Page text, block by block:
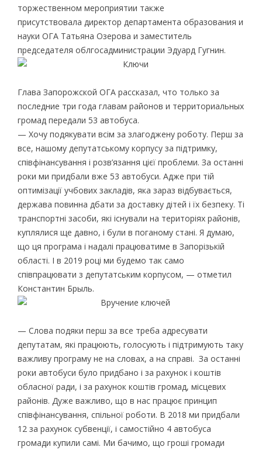
торжественном мероприятии также
присутствовала директор департамента образования и
науки ОГА Татьяна Озерова и заместитель
председателя облгосадминистрации Эдуард Гугнин.
Глава Запорожской ОГА рассказал, что только за
последние три года главам районов и территориальных
громад передали 53 автобуса.
— Хочу подякувати всім за злагоджену роботу. Перш за
все, нашому депутатському корпусу за підтримку,
співфінансування і розв’язання цієї проблеми. За останні
роки ми придбали вже 53 автобуси. Адже при тій
оптимізації учбових закладів, яка зараз відбувається,
держава повинна дбати за доставку дітей і їх безпеку. Ті
транспортні засоби, які існували на територіях районів,
куплялися ще давно, і були в поганому стані. Я думаю,
що ця програма і надалі працюватиме в Запорізькій
області. І в 2019 році ми будемо так само
співпрацювати з депутатським корпусом, — отметил
Константин Брыль.
— Слова подяки перш за все треба адресувати
депутатам, які працюють, голосують і підтримують таку
важливу програму не на словах, а на справі. За останні
роки автобуси було придбано і за рахунок і коштів
обласної ради, і за рахунок коштів громад, місцевих
районів. Дуже важливо, що в нас працює принцип
співфінансування, спільної роботи. В 2018 ми придбали
12 за рахунок субвенції, і самостійно 4 автобуса
громади купили самі. Ми бачимо, що гроші громади